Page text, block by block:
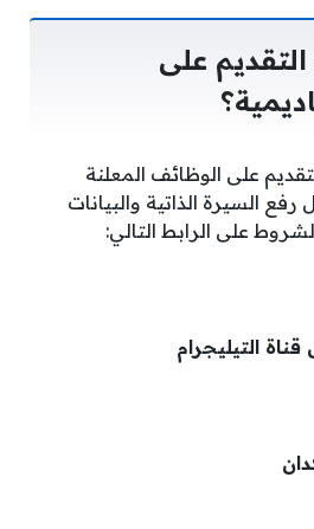
على
على الوظائف المعلنة
السيرة الذاتية والبيانات
على الرابط التالي:
التيليجرام